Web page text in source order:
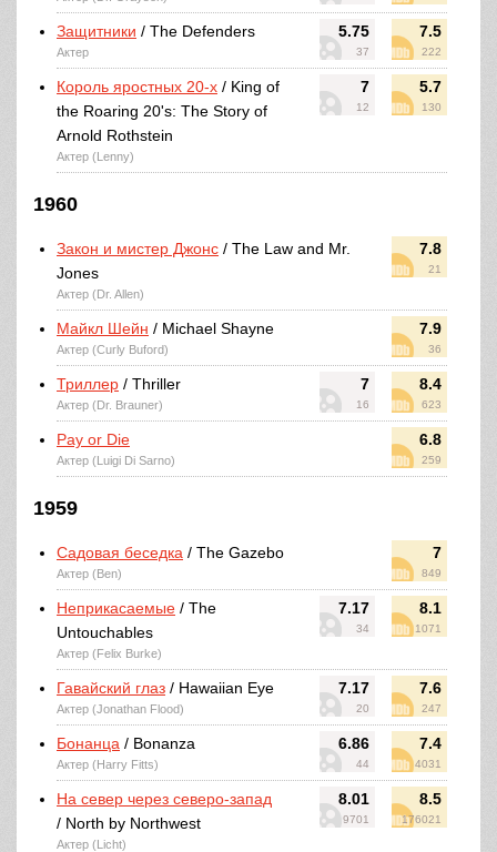
5.75
37
7.5
222
Защитники / The Defenders
Актер
7
12
5.7
130
Король яростных 20-х / King of
the Roaring 20's: The Story of
Arnold Rothstein
Актер (Lenny)
1960
7.8
21
Закон и мистер Джонс / The Law and Mr.
Jones
Актер (Dr. Allen)
7.9
36
Майкл Шейн / Michael Shayne
Актер (Curly Buford)
7
16
8.4
623
Триллер / Thriller
Актер (Dr. Brauner)
6.8
259
Pay or Die
Актер (Luigi Di Sarno)
1959
7
849
Садовая беседка / The Gazebo
Актер (Ben)
7.17
34
8.1
1071
Неприкасаемые / The
Untouchables
Актер (Felix Burke)
7.17
20
7.6
247
Гавайский глаз / Hawaiian Eye
Актер (Jonathan Flood)
6.86
44
7.4
4031
Бонанца / Bonanza
Актер (Harry Fitts)
8.01
9701
8.5
176021
На север через северо-запад
/ North by Northwest
Актер (Licht)